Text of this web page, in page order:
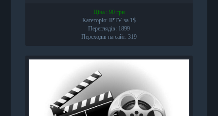
Ціна : 90 грн
Категорія: IPTV за 1$
Переглядів: 1899
Переходів на сайт: 319